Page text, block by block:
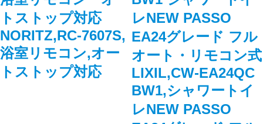
トストップ対応
NORITZ,RC-7607S,
浴室リモコン,オー
トストップ対応
レNEW PASSO
EA24グレード フル
オート・リモコン式
LIXIL,CW-EA24QC
BW1,シャワートイ
レNEW PASSO